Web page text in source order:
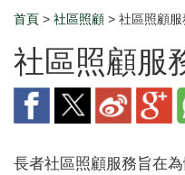
Breadcrumb
首頁 > 社區照顧 > 社區照顧服
社區照顧服
長者社區照顧服務旨在